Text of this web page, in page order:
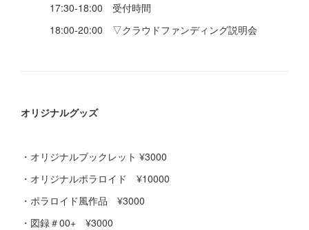
17:30-18:00 受付時間
18:00-20:00 ▽クラウドファンディング説明会
オリジナルグッズ
・オリジナルブックレット ¥3000
・オリジナルポラロイド ¥10000
・ポラロイド風作品 ¥3000
・図録＃00+ ¥3000